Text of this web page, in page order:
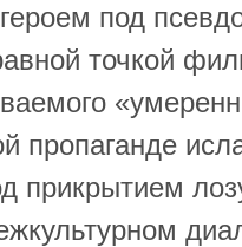
под
точкой
пропаганде
прикрытием